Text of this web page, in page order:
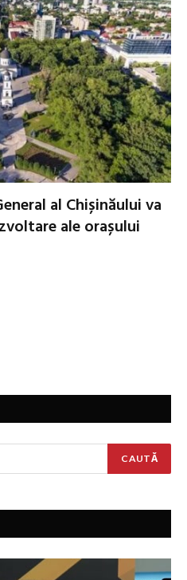
al Chișinăului va
ale orașului